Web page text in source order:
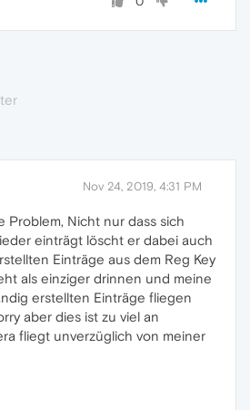
Nov 24, 2019, 4:31 PM
Problem, Nicht nur dass sich
einträgt löscht er dabei auch
Einträge aus dem Reg Key
als einziger drinnen und meine
erstellten Einträge fliegen
aber dies ist zu viel an
fliegt unverzüglich von meiner